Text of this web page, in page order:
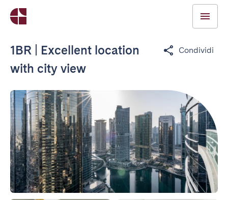
1BR | Excellent location
with city view
Condividi